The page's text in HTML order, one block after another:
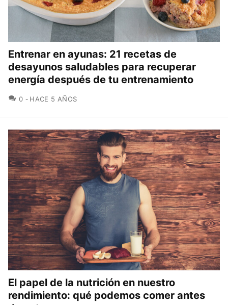
Entrenar en ayunas: 21 recetas de
desayunos saludables para recuperar
energía después de tu entrenamiento
0 COMENTARIOS
HACE 5 AÑOS
El papel de la nutrición en nuestro
rendimiento: qué podemos comer antes